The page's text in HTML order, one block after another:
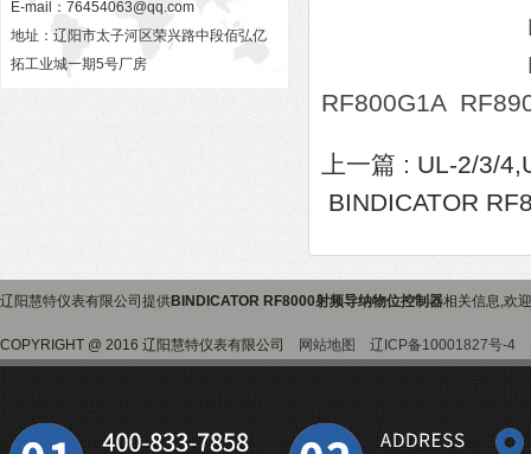
E-mail： 76454063@qq.com
地址：辽阳市太子河区荣兴路中段佰弘亿
拓工业城一期5号厂房
RF800G1A
上一篇 : UL-2/3/
BINDICATOR
辽阳慧特仪表有限公司提供BINDICATOR RF8000射频导纳物位控制器相关信息,欢
COPYRIGHT @ 2016 辽阳慧特仪表有限公司 网站地图 辽ICP备10001827号-4